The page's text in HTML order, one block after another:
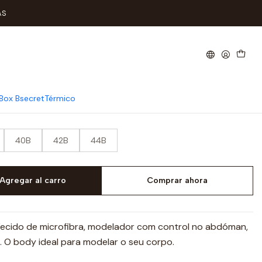
BsecretTérmico
40B 42B 44B
Agregar al carro Comprar ahora
de microfibra, modelador com control no abdóman,
body ideal para modelar o seu corpo.